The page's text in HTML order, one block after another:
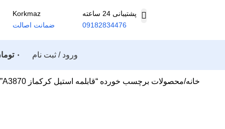
پشتیبانی 24 ساعته
09182834476
Korkmaz
ضمانت اصالت
ورود / ثبت نام ۰
خانه محصولات برچسب خورده “قابلمه استیل کرکماز A3870”